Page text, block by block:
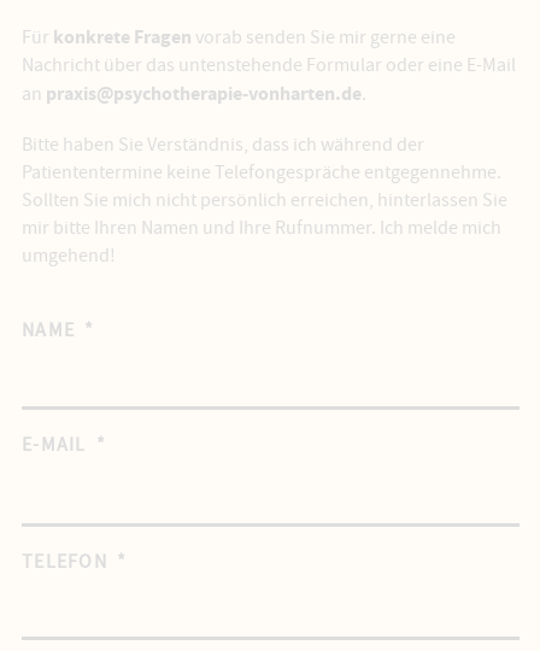
Für konkrete Fragen vorab senden Sie mir gerne eine
Nachricht über das untenstehende Formular oder eine E-Mail
an praxis@psychotherapie-vonharten.de.
Bitte haben Sie Verständnis, dass ich während der
Patiententermine keine Telefongespräche entgegennehme.
Sollten Sie mich nicht persönlich erreichen, hinterlassen Sie
mir bitte Ihren Namen und Ihre Rufnummer. Ich melde mich
umgehend!
NAME *
E-MAIL *
TELEFON *